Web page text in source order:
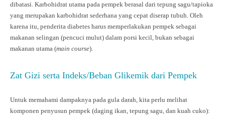
dibatasi. Karbohidrat utama pada pempek berasal dari tepung sagu/tapioka
yang merupakan karbohidrat sederhana yang cepat diserap tubuh. Oleh
karena itu, penderita diabetes harus memperlakukan pempek sebagai
makanan selingan (pencuci mulut) dalam porsi kecil, bukan sebagai
makanan utama (main course).
Zat Gizi serta Indeks/Beban Glikemik dari Pempek
Untuk memahami dampaknya pada gula darah, kita perlu melihat
komponen penyusun pempek (daging ikan, tepung sagu, dan kuah cuko):